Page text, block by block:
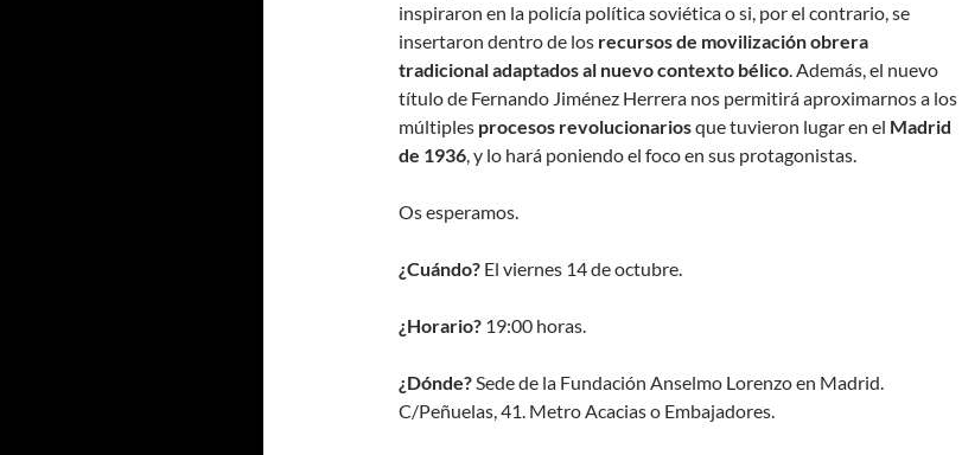
inspiraron en la policía política soviética o si, por el contrario, se
insertaron dentro de los recursos de movilización obrera
tradicional adaptados al nuevo contexto bélico. Además, el nuevo
título de Fernando Jiménez Herrera nos permitirá aproximarnos a los
múltiples procesos revolucionariosque tuvieron lugar en el Madrid
de 1936, y lo hará poniendo el foco en sus protagonistas.
Os esperamos.
¿Cuándo? El viernes 14 de octubre.
¿Horario? 19:00 horas.
¿Dónde?Sede de la Fundación Anselmo Lorenzo en Madrid.
C/Peñuelas, 41. Metro Acacias o Embajadores.